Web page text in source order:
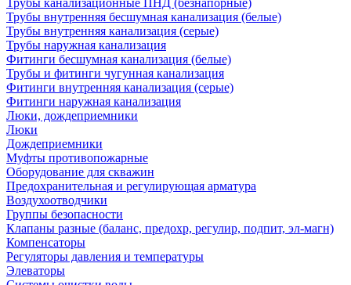
Трубы канализационные ПНД (безнапорные)
Трубы внутренняя бесшумная канализация (белые)
Трубы внутренняя канализация (серые)
Трубы наружная канализация
Фитинги бесшумная канализация (белые)
Трубы и фитинги чугунная канализация
Фитинги внутренняя канализация (серые)
Фитинги наружная канализация
Люки, дождеприемники
Люки
Дождеприемники
Муфты противопожарные
Оборудование для скважин
Предохранительная и регулирующая арматура
Воздухоотводчики
Группы безопасности
Клапаны разные (баланс, предохр, регулир, подпит, эл-магн)
Компенсаторы
Регуляторы давления и температуры
Элеваторы